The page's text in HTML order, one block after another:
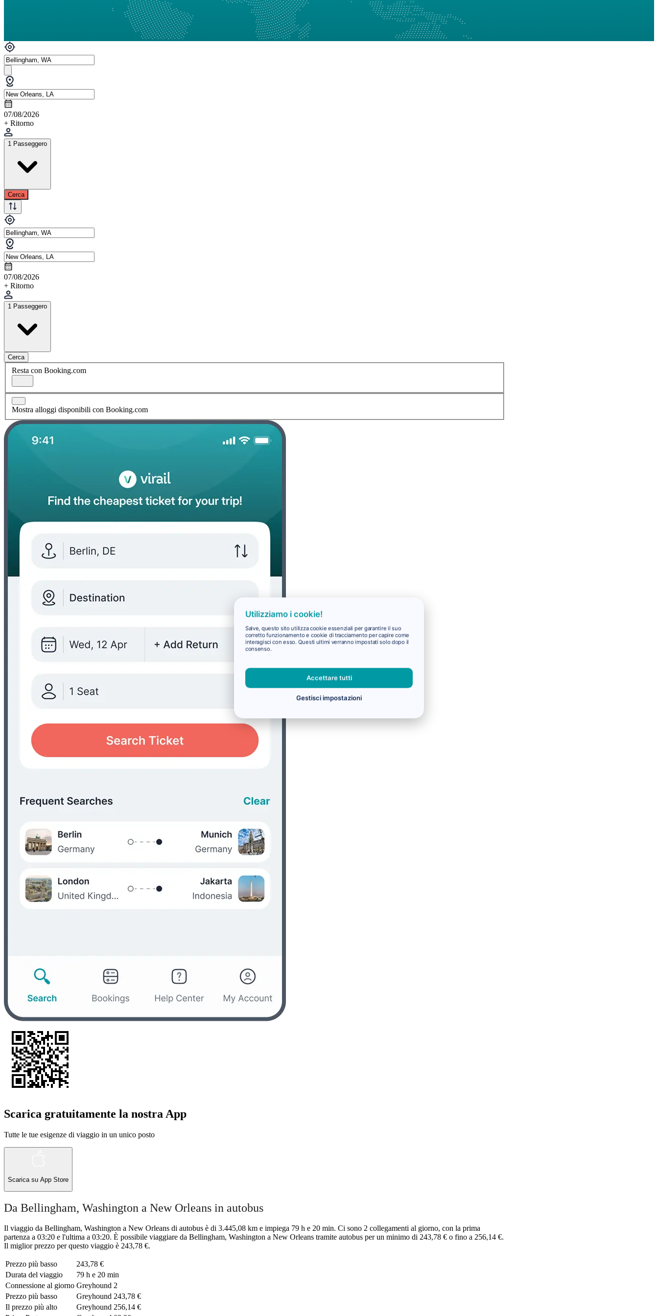
07/08/2026
+ Ritorno
1 Passeggero
Cerca
07/08/2026
+ Ritorno
1 Passeggero
Cerca
Resta con Booking.com
Mostra alloggi disponibili con Booking.com
Scarica gratuitamente la nostra App
Tutte le tue esigenze di viaggio in un unico posto
Scarica su App Store
Da Bellingham, Washington a New Orleans in autobus
Il viaggio da Bellingham, Washington a New Orleans di autobus è di 3.445,08 km e impiega 79 h e 20 min. Ci sono 2 collegamenti al giorno, con la prima
partenza a 03:20 e l'ultima a 03:20. È possibile viaggiare da Bellingham, Washington a New Orleans tramite autobus per un minimo di 243,78 € o fino a 256,14 €.
Il miglior prezzo per questo viaggio è 243,78 €.
Prezzo più basso
243,78 €
Durata del viaggio
79 h e 20 min
Connessione al giorno Greyhound 2
Prezzo più basso
Greyhound 243,78 €
Il prezzo più alto
Greyhound 256,14 €
Utilizziamo i cookie!
Salve, questo sito utilizza cookie essenziali per garantire il suo
corretto funzionamento e cookie di tracciamento per capire come
interagisci con esso. Questi ultimi verranno impostati solo dopo il
consenso.
Accettare tutti
Gestisci impostazioni